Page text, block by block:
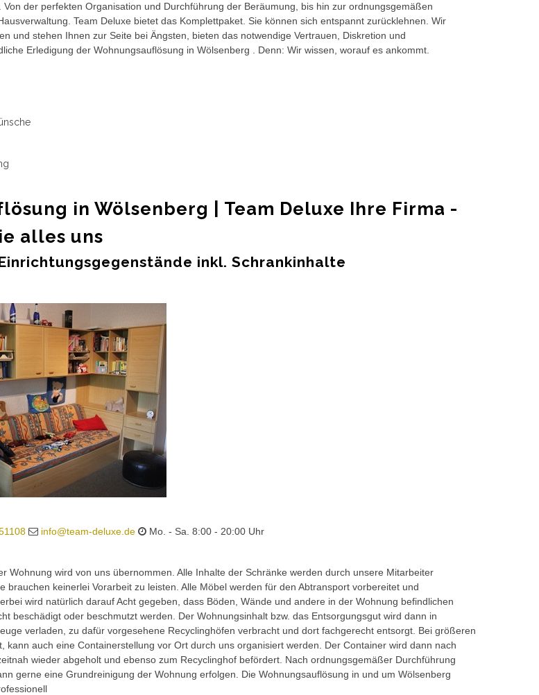
der perfekten Organisation und Durchführung der Beräumung, bis hin zur ordnungsgemäßen
Team Deluxe bietet das Komplettpaket. Sie können sich entspannt zurücklehnen. Wir
und stehen Ihnen zur Seite bei Ängsten, bieten das notwendige Vertrauen, Diskretion und
Erledigung der Wohnungsauflösung in Wölsenberg . Denn: Wir wissen, worauf es ankommt.
in Wölsenberg | Team Deluxe Ihre Firma -
alles uns
inkl. Schrankinhalte
info@team-deluxe.de Mo. - Sa. 8:00 - 20:00 Uhr
Wohnung wird von uns übernommen. Alle Inhalte der Schränke werden durch unsere Mitarbeiter
brauchen keinerlei Vorarbeit zu leisten. Alle Möbel werden für den Abtransport vorbereitet und
wird natürlich darauf Acht gegeben, dass Böden, Wände und andere in der Wohnung befindlichen
beschädigt oder beschmutzt werden. Der Wohnungsinhalt bzw. das Entsorgungsgut wird dann in
verladen, zu dafür vorgesehene Recyclinghöfen verbracht und dort fachgerecht entsorgt. Bei größeren
kann auch eine Containerstellung vor Ort durch uns organisiert werden. Der Container wird dann nach
wieder abgeholt und ebenso zum Recyclinghof befördert. Nach ordnungsgemäßer Durchführung
gerne eine Grundreinigung der Wohnung erfolgen. Die Wohnungsauflösung in und um Wölsenberg